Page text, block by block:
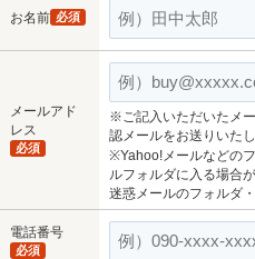
お名前 必須
メールアド
レス
必須
※ご記入いただいたメ
認メールをお送りいたし
※Yahoo!メールなどの
ルフォルダに入る場合が
迷惑メールのフォルダ
電話番号
必須